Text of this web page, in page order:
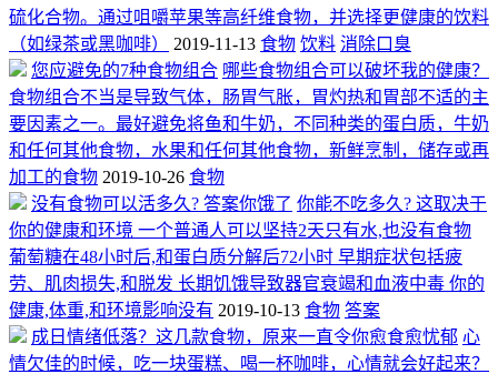
硫化合物。通过咀嚼苹果等高纤维食物，并选择更健康的饮料
（如绿茶或黑咖啡）
2019-11-13 食物 饮料 消除口臭
您应避免的7种食物组合 哪些食物组合可以破坏我的健康？
食物组合不当是导致气体，肠胃气胀，胃灼热和胃部不适的主
要因素之一。最好避免将鱼和牛奶，不同种类的蛋白质，牛奶
和任何其他食物，水果和任何其他食物，新鲜烹制，储存或再
加工的食物 2019-10-26 食物
没有食物可以活多久? 答案你饿了 你能不吃多久? 这取决于
你的健康和环境 一个普通人可以坚持2天只有水,也没有食物
葡萄糖在48小时后,和蛋白质分解后72小时 早期症状包括疲
劳、肌肉损失,和脱发 长期饥饿导致器官衰竭和血液中毒 你的
健康,体重,和环境影响没有 2019-10-13 食物 答案
成日情绪低落？这几款食物，原来一直令你愈食愈忧郁 心
情欠佳的时候，吃一块蛋糕、喝一杯咖啡，心情就会好起来？